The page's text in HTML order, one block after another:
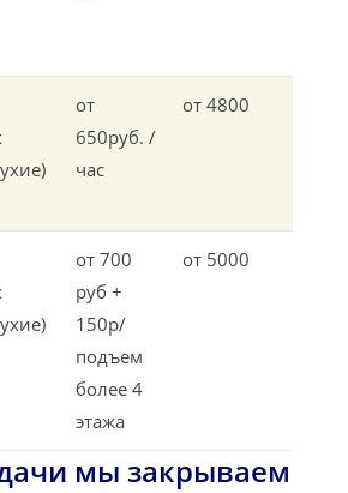
от
650руб. /
час
от 4800
от 700
руб +
150р/
подъем
более 4
этажа
от 5000
мы закрываем